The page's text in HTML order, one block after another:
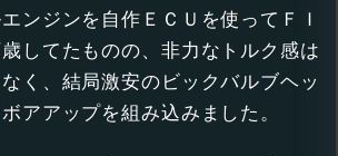
ンジンを自作ＥＣＵを使ってＦＩ
してたものの、非力なトルク感は
く、結局激安のビックバルブヘッ
アアップを組み込みました。